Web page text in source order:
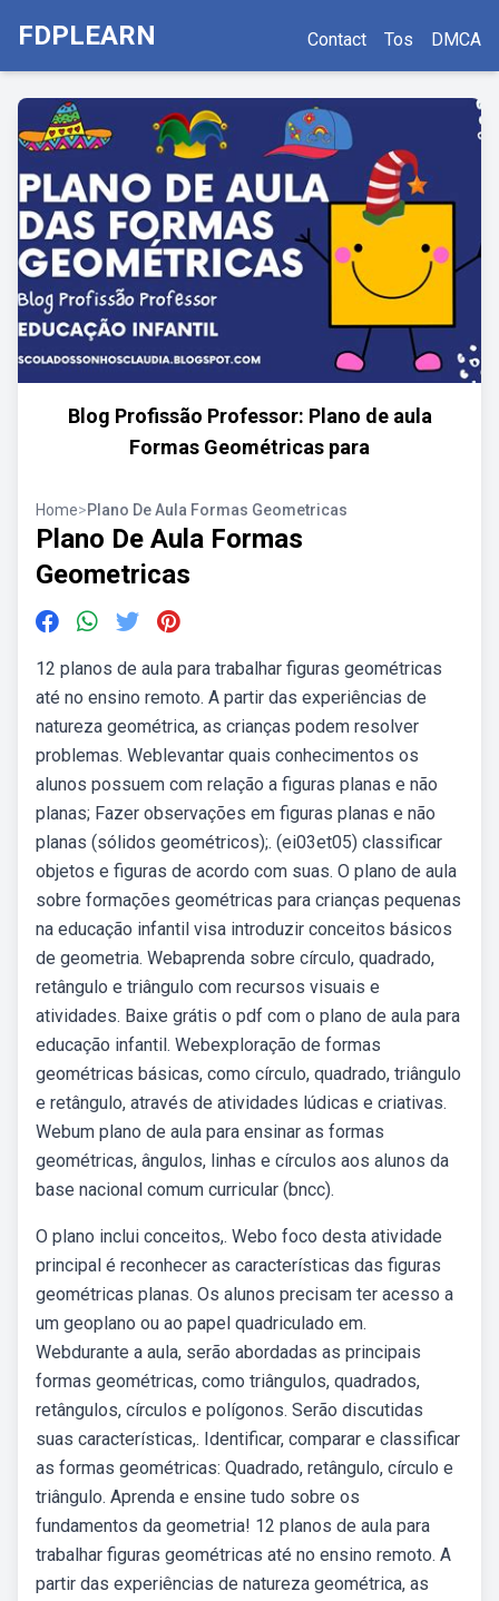
FDPLEARN Contact Tos DMCA
Blog Profissão Professor: Plano de aula
Formas Geométricas para
Home>Plano De Aula Formas Geometricas
Plano De Aula Formas
Geometricas
12 planos de aula para trabalhar figuras geométricas
até no ensino remoto. A partir das experiências de
natureza geométrica, as crianças podem resolver
problemas. Weblevantar quais conhecimentos os
alunos possuem com relação a figuras planas e não
planas; Fazer observações em figuras planas e não
planas (sólidos geométricos);. (ei03et05) classificar
objetos e figuras de acordo com suas. O plano de aula
sobre formações geométricas para crianças pequenas
na educação infantil visa introduzir conceitos básicos
de geometria. Webaprenda sobre círculo, quadrado,
retângulo e triângulo com recursos visuais e
atividades. Baixe grátis o pdf com o plano de aula para
educação infantil. Webexploração de formas
geométricas básicas, como círculo, quadrado, triângulo
e retângulo, através de atividades lúdicas e criativas.
Webum plano de aula para ensinar as formas
geométricas, ângulos, linhas e círculos aos alunos da
base nacional comum curricular (bncc).
O plano inclui conceitos,. Webo foco desta atividade
principal é reconhecer as características das figuras
geométricas planas. Os alunos precisam ter acesso a
um geoplano ou ao papel quadriculado em.
Webdurante a aula, serão abordadas as principais
formas geométricas, como triângulos, quadrados,
retângulos, círculos e polígonos. Serão discutidas
suas características,. Identificar, comparar e classificar
as formas geométricas: Quadrado, retângulo, círculo e
triângulo. Aprenda e ensine tudo sobre os
fundamentos da geometria! 12 planos de aula para
trabalhar figuras geométricas até no ensino remoto. A
partir das experiências de natureza geométrica, as